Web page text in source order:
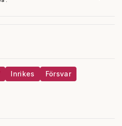
Inrikes Försvar